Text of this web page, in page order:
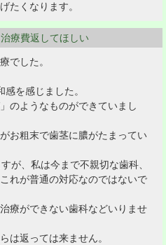
たくなります。
療費返してほしい
でした。
を感じました。
のようなものができていまし
お粗末で歯茎に膿がたまってい
が、私は今まで不親切な歯科、
れが普通の対応なのではないで
療ができない歯科などいりませ
は返っては来ません。